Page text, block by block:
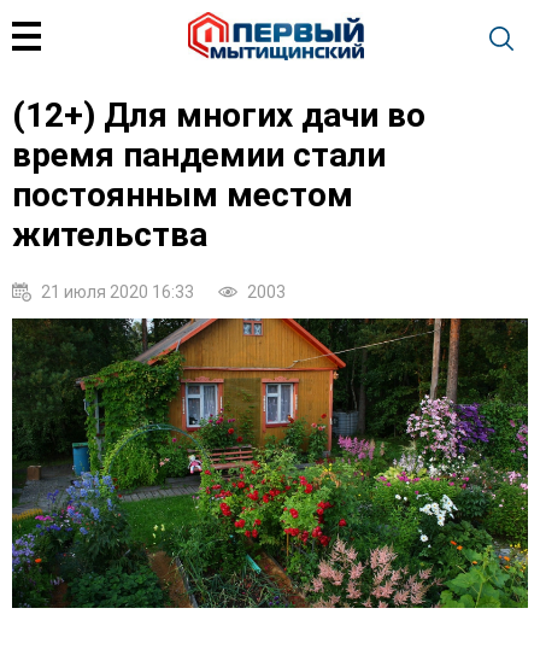
(12+) Для многих дачи во
время пандемии стали
постоянным местом
жительства
21 июля 2020 16:33 2003